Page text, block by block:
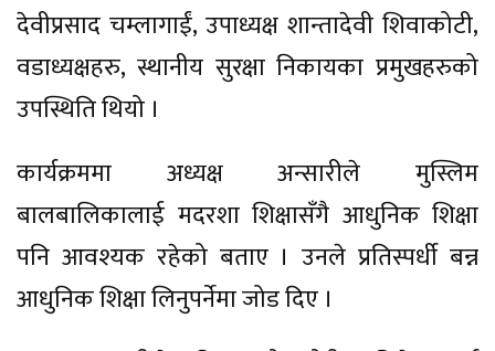
देवीप्रसाद चम्लागाईं, उपाध्यक्ष शान्तादेवी शिवाकोटी,
वडाध्यक्षहरु, स्थानीय सुरक्षा निकायका प्रमुखहरुको
उपस्थिति थियो ।
कार्यक्रममा अध्यक्ष अन्सारीले मुस्लिम
बालबालिकालाई मदरशा शिक्षासँगै आधुनिक शिक्षा
पनि आवश्यक रहेको बताए । उनले प्रतिस्पर्धी बन्न
आधुनिक शिक्षा लिनुपर्नेमा जोड दिए ।